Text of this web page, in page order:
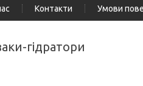
Контакти Умови
гідратори